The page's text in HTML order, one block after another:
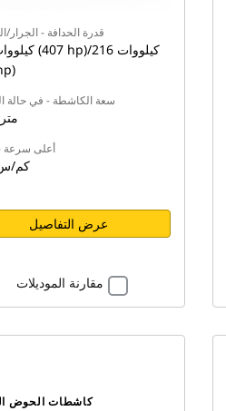
قدرة الحدافة - الجرار/
hp)
سعة الكاشطة - في حالة
18.4 متر³
أعلى سرعة
53.9
عرض التفاصيل
مقارنة الموديلات
كاشطات الحوض